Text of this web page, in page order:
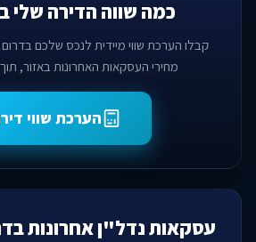
כמה שווה הדירה שלי
מחירי העסקאות האחרונות באזור, תוך
הערכת שווי
עסקאות נדל"ן אחרונות